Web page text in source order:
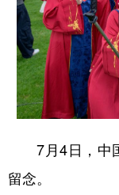
7月4日，中国
留念。